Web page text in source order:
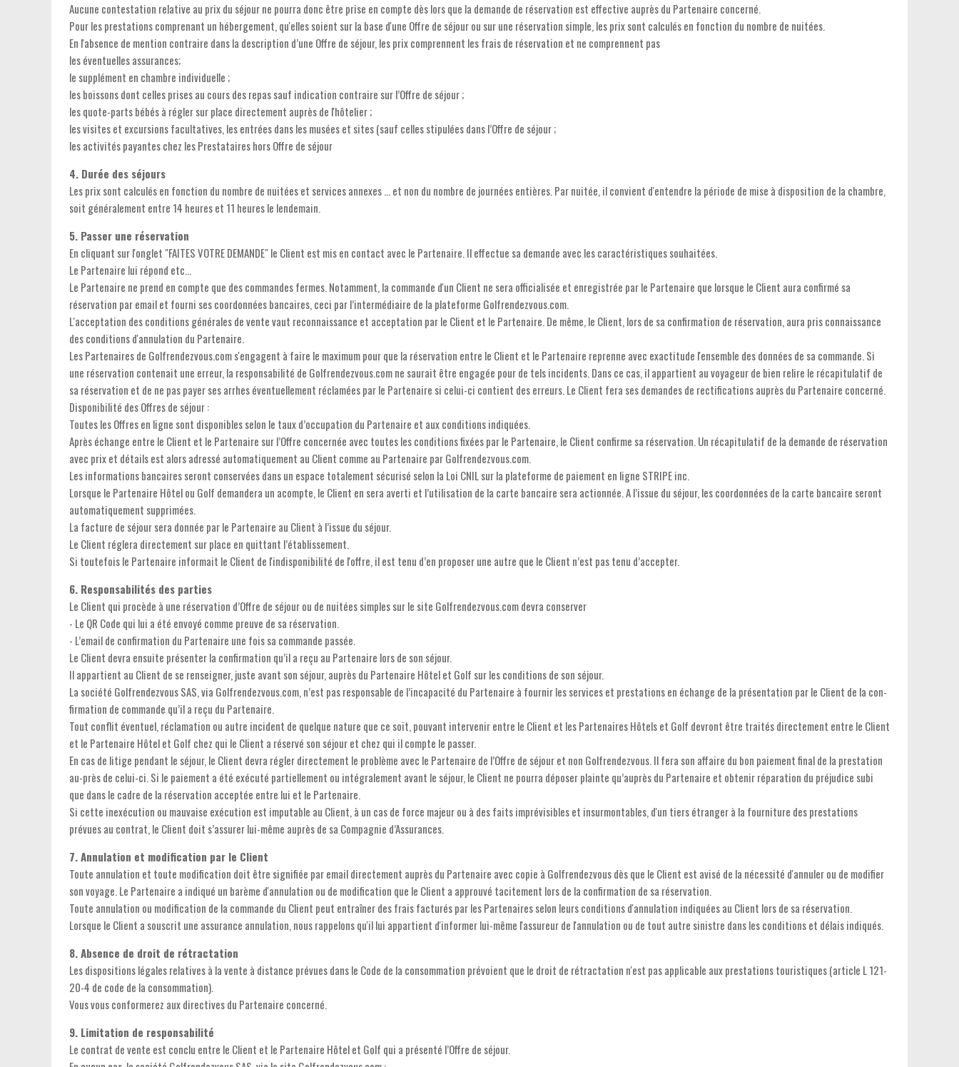
Aucune contestation relative au prix du séjour ne pourra donc être prise en compte dès lors que la demande de réservation est effective auprès du Partenaire concerné.
Pour les prestations comprenant un hébergement, qu'elles soient sur la base d'une Offre de séjour ou sur une réservation simple, les prix sont calculés en fonction du nombre de nuitées.
En l'absence de mention contraire dans la description d’une Offre de séjour, les prix comprennent les frais de réservation et ne comprennent pas
les éventuelles assurances;
le supplément en chambre individuelle ;
les boissons dont celles prises au cours des repas sauf indication contraire sur l’Offre de séjour ;
les quote-parts bébés à régler sur place directement auprès de l'hôtelier ;
les visites et excursions facultatives, les entrées dans les musées et sites (sauf celles stipulées dans l’Offre de séjour ;
les activités payantes chez les Prestataires hors Offre de séjour
4. Durée des séjours
Les prix sont calculés en fonction du nombre de nuitées et services annexes … et non du nombre de journées entières. Par nuitée, il convient d'entendre la période de mise à disposition de la chambre,
soit généralement entre 14 heures et 11 heures le lendemain.
5. Passer une réservation
En cliquant sur l'onglet "FAITES VOTRE DEMANDE" le Client est mis en contact avec le Partenaire. Il effectue sa demande avec les caractéristiques souhaitées.
Le Partenaire lui répond etc...
Le Partenaire ne prend en compte que des commandes fermes. Notamment, la commande d'un Client ne sera officialisée et enregistrée par le Partenaire que lorsque le Client aura confirmé sa
réservation par email et fourni ses coordonnées bancaires, ceci par l’intermédiaire de la plateforme Golfrendezvous.com.
L'acceptation des conditions générales de vente vaut reconnaissance et acceptation par le Client et le Partenaire. De même, le Client, lors de sa confirmation de réservation, aura pris connaissance
des conditions d'annulation du Partenaire.
Les Partenaires de Golfrendezvous.com s'engagent à faire le maximum pour que la réservation entre le Client et le Partenaire reprenne avec exactitude l'ensemble des données de sa commande. Si
une réservation contenait une erreur, la responsabilité de Golfrendezvous.com ne saurait être engagée pour de tels incidents. Dans ce cas, il appartient au voyageur de bien relire le récapitulatif de
sa réservation et de ne pas payer ses arrhes éventuellement réclamées par le Partenaire si celui-ci contient des erreurs. Le Client fera ses demandes de rectifications auprès du Partenaire concerné.
Disponibilité des Offres de séjour :
Toutes les Offres en ligne sont disponibles selon le taux d’occupation du Partenaire et aux conditions indiquées.
Après échange entre le Client et le Partenaire sur l’Offre concernée avec toutes les conditions fixées par le Partenaire, le Client confirme sa réservation. Un récapitulatif de la demande de réservation
avec prix et détails est alors adressé automatiquement au Client comme au Partenaire par Golfrendezvous.com.
Les informations bancaires seront conservées dans un espace totalement sécurisé selon la Loi CNIL sur la plateforme de paiement en ligne STRIPE inc.
Lorsque le Partenaire Hôtel ou Golf demandera un acompte, le Client en sera averti et l’utilisation de la carte bancaire sera actionnée. A l’issue du séjour, les coordonnées de la carte bancaire seront
automatiquement supprimées.
La facture de séjour sera donnée par le Partenaire au Client à l’issue du séjour.
Le Client réglera directement sur place en quittant l’établissement.
Si toutefois le Partenaire informait le Client de l'indisponibilité de l'offre, il est tenu d’en proposer une autre que le Client n’est pas tenu d’accepter.
6. Responsabilités des parties
Le Client qui procède à une réservation d’Offre de séjour ou de nuitées simples sur le site Golfrendezvous.com devra conserver
- Le QR Code qui lui a été envoyé comme preuve de sa réservation.
- L’email de confirmation du Partenaire une fois sa commande passée.
Le Client devra ensuite présenter la confirmation qu’il a reçu au Partenaire lors de son séjour.
Il appartient au Client de se renseigner, juste avant son séjour, auprès du Partenaire Hôtel et Golf sur les conditions de son séjour.
La société Golfrendezvous SAS, via Golfrendezvous.com, n’est pas responsable de l’incapacité du Partenaire à fournir les services et prestations en échange de la présentation par le Client de la con-
firmation de commande qu’il a reçu du Partenaire.
Tout conflit éventuel, réclamation ou autre incident de quelque nature que ce soit, pouvant intervenir entre le Client et les Partenaires Hôtels et Golf devront être traités directement entre le Client
et le Partenaire Hôtel et Golf chez qui le Client a réservé son séjour et chez qui il compte le passer.
En cas de litige pendant le séjour, le Client devra régler directement le problème avec le Partenaire de l’Offre de séjour et non Golfrendezvous. Il fera son affaire du bon paiement final de la prestation
au-près de celui-ci. Si le paiement a été exécuté partiellement ou intégralement avant le séjour, le Client ne pourra déposer plainte qu’auprès du Partenaire et obtenir réparation du préjudice subi
que dans le cadre de la réservation acceptée entre lui et le Partenaire.
Si cette inexécution ou mauvaise exécution est imputable au Client, à un cas de force majeur ou à des faits imprévisibles et insurmontables, d'un tiers étranger à la fourniture des prestations
prévues au contrat, le Client doit s’assurer lui-même auprès de sa Compagnie d’Assurances.
7. Annulation et modification par le Client
Toute annulation et toute modification doit être signifiée par email directement auprès du Partenaire avec copie à Golfrendezvous dès que le Client est avisé de la nécessité d'annuler ou de modifier
son voyage. Le Partenaire a indiqué un barème d'annulation ou de modification que le Client a approuvé tacitement lors de la confirmation de sa réservation.
Toute annulation ou modification de la commande du Client peut entraîner des frais facturés par les Partenaires selon leurs conditions d'annulation indiquées au Client lors de sa réservation.
Lorsque le Client a souscrit une assurance annulation, nous rappelons qu'il lui appartient d'informer lui-même l'assureur de l'annulation ou de tout autre sinistre dans les conditions et délais indiqués.
8. Absence de droit de rétractation
Les dispositions légales relatives à la vente à distance prévues dans le Code de la consommation prévoient que le droit de rétractation n'est pas applicable aux prestations touristiques (article L 121-
20-4 de code de la consommation).
Vous vous conformerez aux directives du Partenaire concerné.
9. Limitation de responsabilité
Le contrat de vente est conclu entre le Client et le Partenaire Hôtel et Golf qui a présenté l’Offre de séjour.